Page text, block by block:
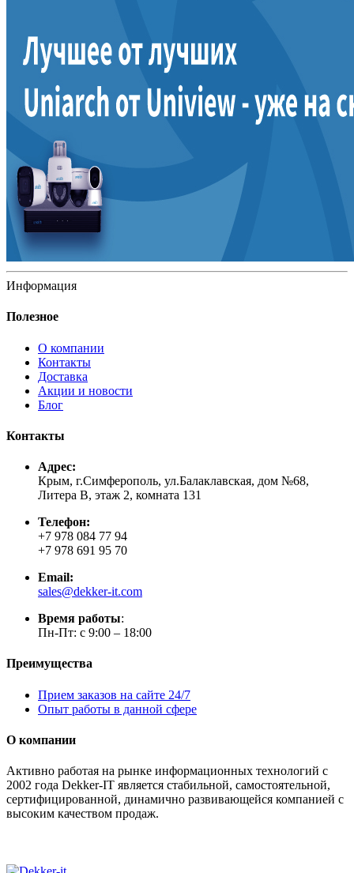
Информация
Полезное
О компании
Контакты
Доставка
Акции и новости
Блог
Контакты
Адрес:
Крым, г.Симферополь, ул.Балаклавская, дом №68,
Литера В, этаж 2, комната 131
Телефон:
+7 978 084 77 94
+7 978 691 95 70
Email:
sales@dekker-it.com
Время работы:
Пн-Пт: с 9:00 – 18:00
Преимущества
Прием заказов на сайте 24/7
Опыт работы в данной сфере
О компании
Активно работая на рынке информационных технологий с
2002 года Dekker-IT является стабильной, самостоятельной,
сертифицированной, динамично развивающейся компанией с
высоким качеством продаж.